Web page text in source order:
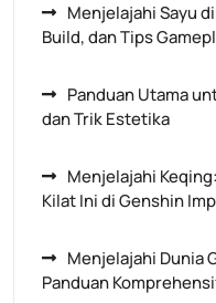
Menjelajahi Sayu
Build, dan Tips
Panduan Utama
dan Trik Estetika
Menjelajahi
Kilat Ini di Genshin
Menjelajahi Dunia
Panduan